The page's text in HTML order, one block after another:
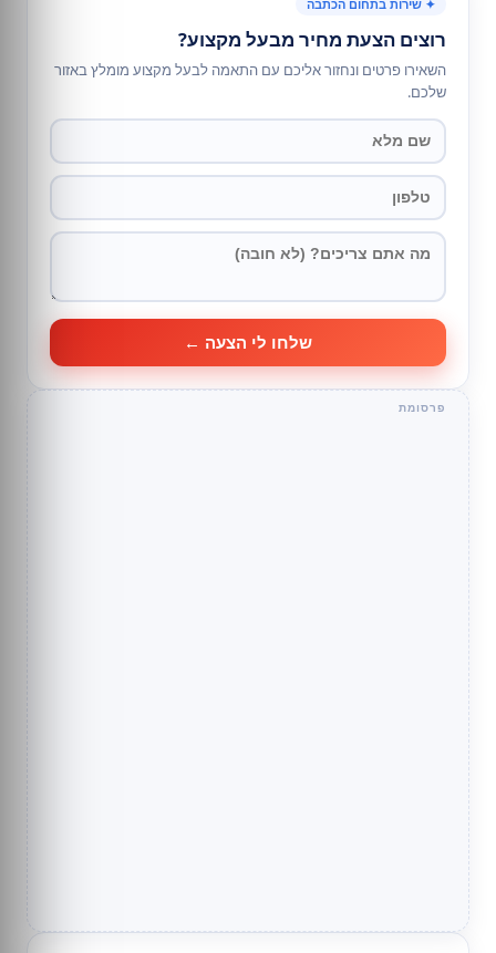
✦ שירות בתחום הכתבה
רוצים הצעת מחיר מבעל מקצוע?
השאירו פרטים ונחזור אליכם עם התאמה לבעל מקצוע מומלץ באזור
שלכם.
שלחו לי הצעה ←